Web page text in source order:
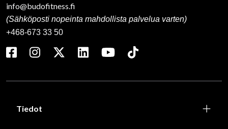
info@budofitness.fi
(Sähköposti nopeinta mahdollista palvelua varten)
+468-673 33 50
Tiedot